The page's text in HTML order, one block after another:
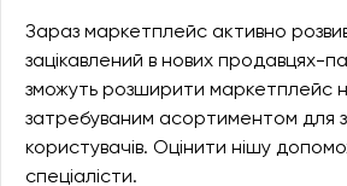
Зараз маркетплейс активно
зацікавлений в нових продавцях-
зможуть розширити маркетплейс
затребуваним асортиментом для
користувачів. Оцінити нішу
спеціалісти.